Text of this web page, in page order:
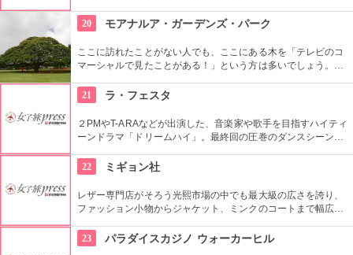
20
モアナルア・ガーデンズ・パーク
ここに訪れたことがない人でも、ここにある木を「テレビのコ
マーシャルで見たことがある！」という方は多いでしょう。日
樹』がここにあります。実物を見ると、感動しますよ！
21 ラ・フェスタ
２PMやT-ARAなどが出演した、音楽家や歌手を目指すハイティ
ーンドラマ「ドリームハイ」。最終回の圧巻のダンスシーンが
でした。ロケ地堪能だけでなく、お買い物も楽しめます。ソウ
ルから1時間弱。
22 ミギョン社
レザー専門店がそろう光熙市場の中でも最大級の広さを誇り、
ファッション小物からジャケット、ミンクのコートまで幅広い
ダーメイドも可能で、欲しいデザインや素材を相談しながら決
められます。
23 パラダイスカジノ ウォーカーヒル